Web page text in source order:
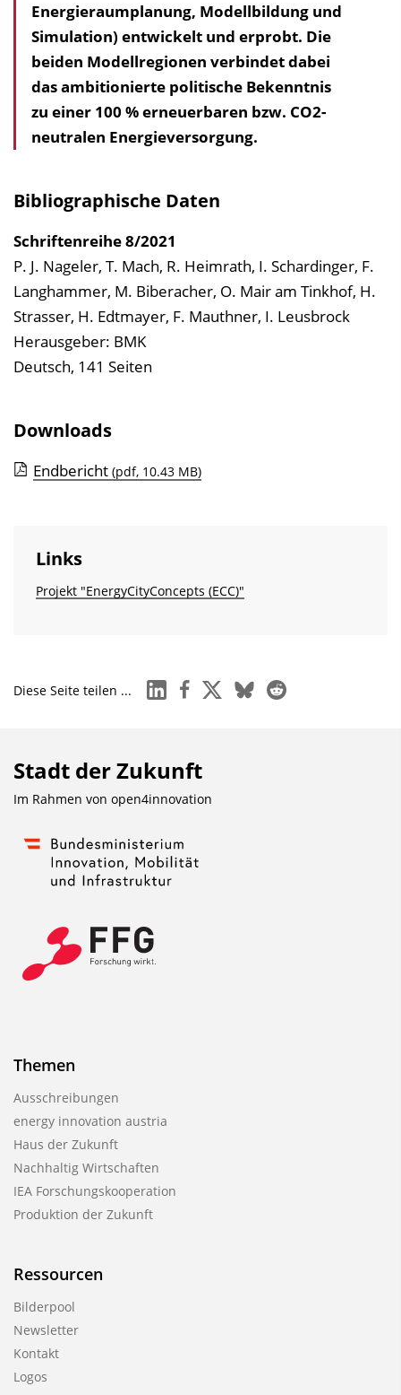
i
s
e
Energieraumplanung, Modellbildung und
Simulation) entwickelt und erprobt. Die
beiden Modellregionen verbindet dabei
das ambitionierte politische Bekenntnis
zu einer 100 % erneuerbaren bzw. CO2-
neutralen Energieversorgung.
Bibliographische Daten
Schriftenreihe8/2021
P. J. Nageler, T. Mach, R. Heimrath, I. Schardinger, F.
Langhammer, M. Biberacher, O. Mair am Tinkhof, H.
Strasser, H. Edtmayer, F. Mauthner, I. Leusbrock
Herausgeber: BMK
Deutsch, 141 Seiten
Downloads
Endbericht (pdf, 10.43 MB)
Links
Projekt "EnergyCityConcepts (ECC)"
Diese Seite teilen ... linkedinfacebook
x blueskyreddit
Stadt der Zukunft
Im Rahmen von open4innovation
Themen
Ausschreibungen
energy innovation austria
Haus der Zukunft
Nachhaltig Wirtschaften
IEA Forschungs­kooperation
Produktion der Zukunft
Ressourcen
Bilderpool
Newsletter
Kontakt
Logos